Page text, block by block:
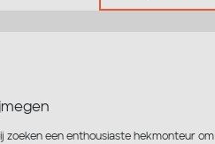
zoeken een enthousiaste hekmonteur om